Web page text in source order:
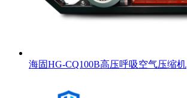
海固HG-CQ100B高压呼吸空气压缩机